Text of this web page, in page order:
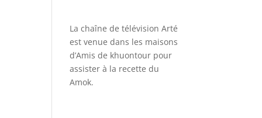
La chaîne de télévision Arté
est venue dans les maisons
d’Amis de khuontour pour
assister à la recette du
Amok.